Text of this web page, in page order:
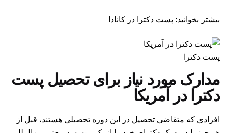
بیشتر بخوانید: پست دکترا در کانادا
پست دکترا
مدارک مورد نیاز برای تحصیل پست
دکترا در آمریکا
افرادی که متقاضی تحصیل در این دوره تحصیلی هستند، قبل از